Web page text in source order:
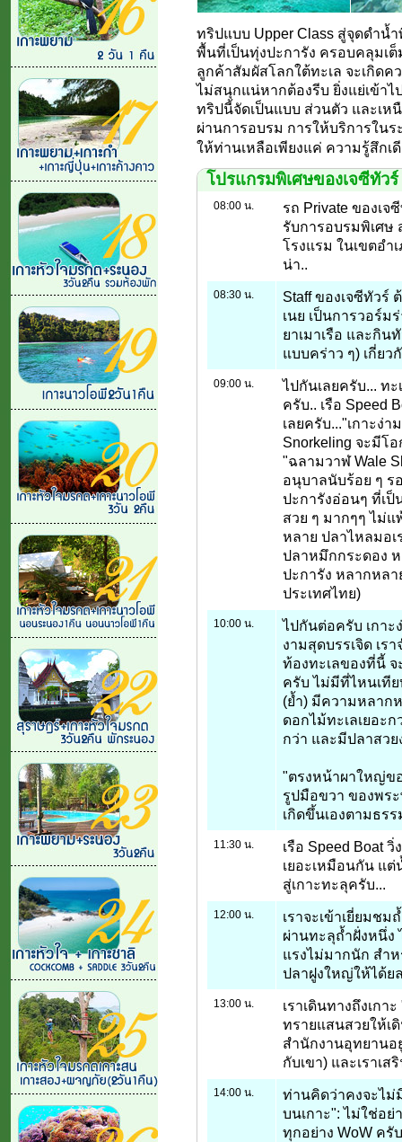
ทริปแบบ Upper Class สู่จุดดำน้
พื้นที่เป็นทุ่งปะการัง ครอบคลุมเ
ลูกค้าสัมผัสโลกใต้ทะเล จะเกิดค
ไม่สนุกแน่หากต้องรีบ ยิ่งแย่เข้าไ
ทริปนี้จัดเป็นแบบ ส่วนตัว และเห
ผ่านการอบรม การให้บริการใน
ให้ท่านเหลือเพียงแค่ ความรู้สึกเ
โปรแกรมพิเศษของเจซีทัว
08:00 น.
รถ Private ของเจ
รับการอบรมพิเศษ
โรงแรม ในเขตอำ
น่า..
08:30 น.
Staff ของเจซีทัวร์
เนย เป็นการวอร์ม
ยาเมาเรือ และกิน
แบบคร่าว ๆ) เกี่ย
09:00 น.
ไปกันเลยครับ... ท
ครับ.. เรือ Speed
เลยครับ..."เกาะง่
Snorkeling จะมีโ
"ฉลามวาฬ Wale
อนุบาลนับร้อย ๆ ร
ปะการังอ่อนๆ ที่เ
สวย ๆ มากๆๆ ไม่
หลาย ปลาไหลมอเ
ปลาหมึกกระดอง
ปะการัง หลากหล
ประเทศไทย)
10:00 น.
ไปกันต่อครับ เกา
งามสุดบรรเจิด เร
ท้องทะเลของที่นี้ จ
ครับ ไม่มีที่ไหนเทีย
(ย้ำ) มีความหลาก
ดอกไม้ทะเลเยอะ
กว่า และมีปลาสวย
"ตรงหน้าผาใหญ่ข
รูปมือขวา ของพร
เกิดขึ้นเองตามธร
11:30 น.
เรือ Speed Boat
เยอะเหมือนกัน แ
สู่เกาะทะลุครับ...
12:00 น.
เราจะเข้าเยี่ยมช
ผ่านทะลุถ้ำฝั่งหนึ่ง
แรงไม่มากนัก สำ
ปลาฝูงใหญ่ให้ได้ย
13:00 น.
เราเดินทางถึงเก
ทรายแสนสวยให้เ
สำนักงานอุทยานอ
กับเขา) และเราเส
14:00 น.
ท่านคิดว่าคงจะไม่
บนเกาะ": ไม่ใช่อ
ทุกอย่าง WoW ครั